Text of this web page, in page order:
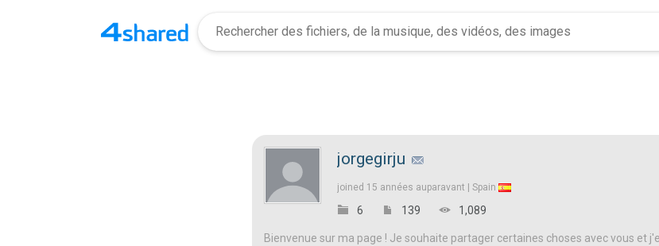
jorgegirju
joined 15 années auparavant | Spain
6 139 1,089
Bienvenue sur ma page ! Je souhaite partager certaines choses avec vous et